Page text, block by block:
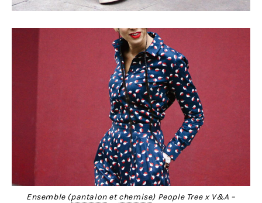
Ensemble (pantalonetchemise) People Tree x V&A –